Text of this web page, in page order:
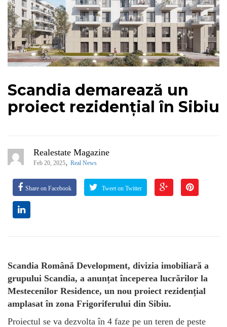
Scandia demarează un
proiect rezidențial în Sibiu
Realestate Magazine
Feb 20, 2025, Real News
Share on Facebook Tweet on Twitter
Scandia Română Development, divizia imobiliară a
grupului Scandia, a anunțat începerea lucrărilor la
Mestecenilor Residence, un nou proiect rezidențial
amplasat în zona Frigoriferului din Sibiu.
Proiectul se va dezvolta în 4 faze pe un teren de peste